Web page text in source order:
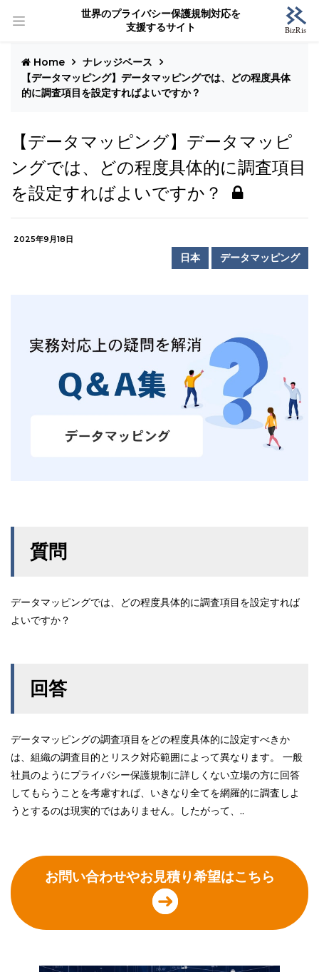
世界のプライバシー保護規制対応を
支援するサイト
Home
ナレッジベース
【データマッピング】データマッピングでは、どの程度具体
的に調査項目を設定すればよいですか？
【データマッピング】データマッピ
ングでは、どの程度具体的に調査項目
を設定すればよいですか？
2025年9月18日
日本 データマッピング
質問
データマッピングでは、どの程度具体的に調査項目を設定すれば
よいですか？
回答
データマッピングの調査項目をどの程度具体的に設定すべきか
は、組織の調査目的とリスク対応範囲によって異なります。 一般
社員のようにプライバシー保護規制に詳しくない立場の方に回答
してもらうことを考慮すれば、いきなり全てを網羅的に調査しよ
うとするのは現実的ではありません。したがって、..
お問い合わせやお見積り希望はこちら